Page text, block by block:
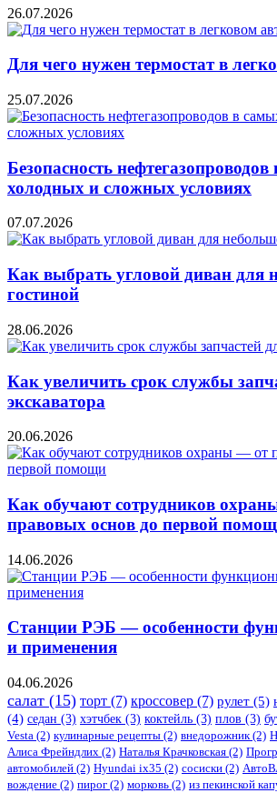
26.07.2026
Для чего нужен термостат в
25.07.2026
Безопасность
холодных и сложных условиях
07.07.2026
Как выбрать угловой диван для
гостиной
28.06.2026
Как увеличить срок службы
экскаватора
20.06.2026
Как обучают сотрудников
правовых основ до первой
14.06.2026
Станции РЭБ — особенности
и применения
04.06.2026
салат (15) торт (7) кроссовер (7) рулет (5)
(4) седан (3) хэтчбек (3) коктейль (3) плов (3)
Vesta (2) кулинарные рецепты (2) внедорожник(2)
Алиса Фрейндлих (2) Наталья Крачковская (2)
автомобилей (2) ​Hyundai ix35 (2) сосиски (2)
вождение (2) пирог (2) морковь (2) из пекинской